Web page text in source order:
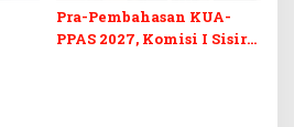
Pra-Pembahasan KUA-
PPAS 2027, Komisi I Sisir